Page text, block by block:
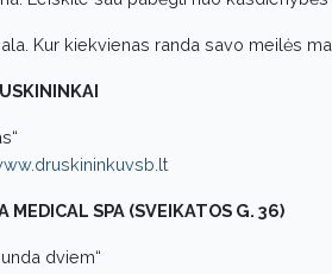
Kur kiekvienas randa savo meilės
MEDICAL SPA (SVEIKATOS G. 36)
dviem“